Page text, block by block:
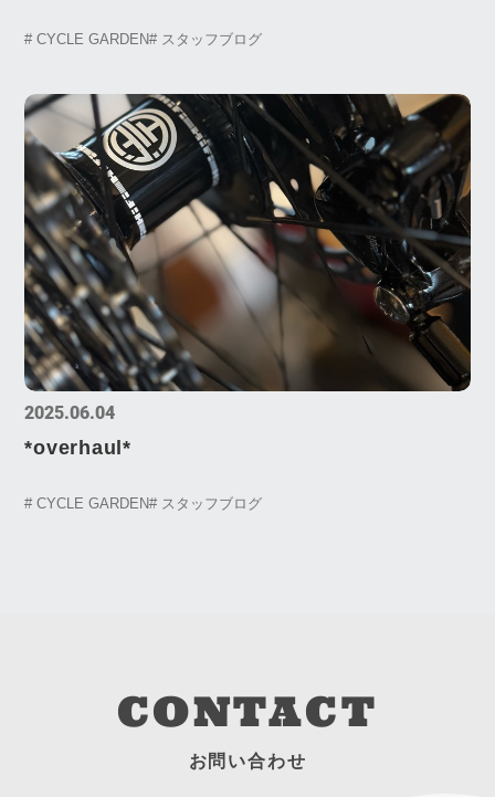
# CYCLE GARDEN# スタッフブログ
2025.06.04
*overhaul*
# CYCLE GARDEN# スタッフブログ
CONTACT
お問い合わせ